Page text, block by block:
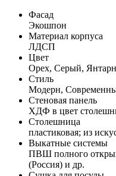
Фасад
Экошпон
Материал корпуса
ЛДСП
Цвет
Орех, Серый,
Стиль
Модерн,
Стеновая панель
ХДФ в цвет
Столешница
пластиковая; из
Выкатные системы
ПВШ полного
(Россия) и др.